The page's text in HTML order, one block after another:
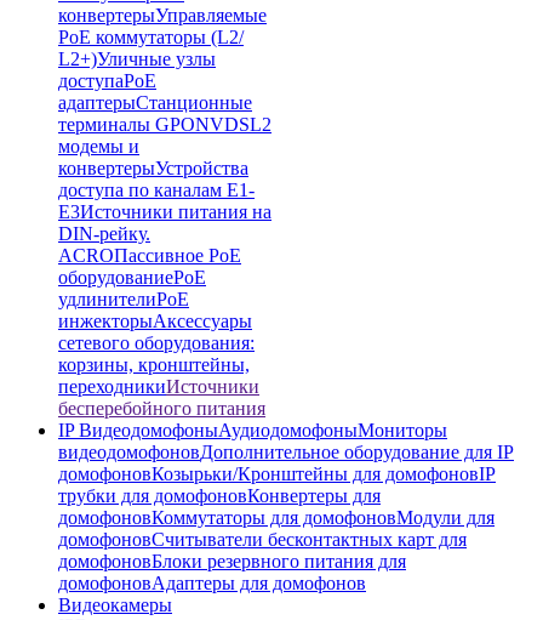
конвертерыУправляемые
PoE коммутаторы (L2/
L2+)Уличные узлы
доступаPoE
адаптерыСтанционные
терминалы GPONVDSL2
модемы и
конвертерыУстройства
доступа по каналам E1-
E3Источники питания на
DIN-рейку.
ACROПассивное PoE
оборудованиеPoE
удлинителиPoE
инжекторыАксессуары
сетевого оборудования:
корзины, кронштейны,
переходникиИсточники
бесперебойного питания
IP ВидеодомофоныАудиодомофоныМониторы
видеодомофоновДополнительное оборудование для IP
домофоновКозырьки/Кронштейны для домофоновIP
трубки для домофоновКонвертеры для
домофоновКоммутаторы для домофоновМодули для
домофоновСчитыватели бесконтактных карт для
домофоновБлоки резервного питания для
домофоновАдаптеры для домофонов
Видеокамеры